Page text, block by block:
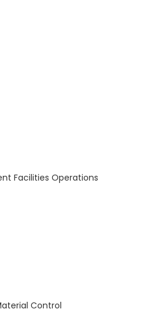
Facilities Operations
Control